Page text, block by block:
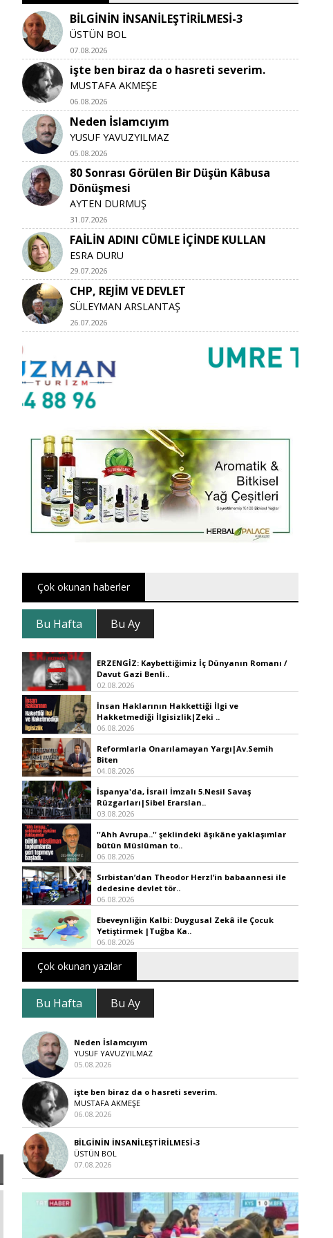
BİLGİNİN İNSANİLEŞTİRİLMESİ-3
ÜSTÜN BOL
07.08.2026
işte ben biraz da o hasreti severim.
MUSTAFA AKMEŞE
06.08.2026
Neden İslamcıyım
YUSUF YAVUZYILMAZ
05.08.2026
80 Sonrası Görülen Bir Düşün Kâbusa
Dönüşmesi
AYTEN DURMUŞ
31.07.2026
FAİLİN ADINI CÜMLE İÇİNDE KULLAN
ESRA DURU
29.07.2026
CHP, REJİM VE DEVLET
SÜLEYMAN ARSLANTAŞ
26.07.2026
Çok okunan haberler
Bu Hafta Bu Ay
ERZENGİZ: Kaybettiğimiz İç Dünyanın Romanı /
Davut Gazi Benli..
02.08.2026
İnsan Haklarının Hakkettiği İlgi ve
Hakketmediği İlgisizlik|Zeki ..
06.08.2026
Reformlarla Onarılamayan Yargı|Av.Semih
Biten
04.08.2026
İspanya'da, İsrail İmzalı 5.Nesil Savaş
Rüzgarları|Sibel Erarslan..
03.08.2026
''Ahh Avrupa..'' şeklindeki âşıkâne yaklaşımlar
bütün Müslüman to..
06.08.2026
Sırbistan’dan Theodor Herzl’in babaannesi ile
dedesine devlet tör..
06.08.2026
Ebeveynliğin Kalbi: Duygusal Zekâ ile Çocuk
Yetiştirmek |Tuğba Ka..
06.08.2026
Çok okunan yazılar
Bu Hafta Bu Ay
Neden İslamcıyım
YUSUF YAVUZYILMAZ
05.08.2026
işte ben biraz da o hasreti severim.
MUSTAFA AKMEŞE
06.08.2026
BİLGİNİN İNSANİLEŞTİRİLMESİ-3
ÜSTÜN BOL
07.08.2026